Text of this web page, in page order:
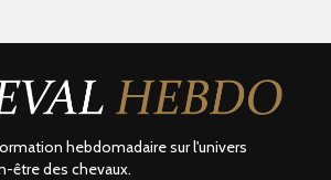
hebdomadaire sur l'univers
être des chevaux.